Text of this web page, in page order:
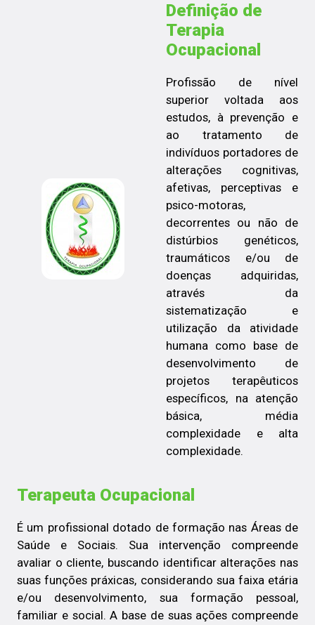
Definição de
Terapia
Ocupacional
Profissão de nível
superior voltada aos
estudos, à prevenção e
ao tratamento de
indivíduos portadores de
alterações cognitivas,
afetivas, perceptivas e
psico-motoras,
decorrentes ou não de
distúrbios genéticos,
traumáticos e/ou de
doenças adquiridas,
através da
sistematização e
utilização da atividade
humana como base de
desenvolvimento de
projetos terapêuticos
específicos, na atenção
básica, média
complexidade e alta
complexidade.
Terapeuta Ocupacional
É um profissional dotado de formação nas Áreas de
Saúde e Sociais. Sua intervenção compreende
avaliar o cliente, buscando identificar alterações nas
suas funções práxicas, considerando sua faixa etária
e/ou desenvolvimento, sua formação pessoal,
familiar e social. A base de suas ações compreende